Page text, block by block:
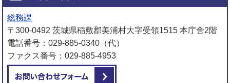
総務課
〒300-0492 茨城県稲敷郡美浦村大字受領1515 本庁舎2階
電話番号：029-885-0340（代）
ファクス番号：029-885-4953